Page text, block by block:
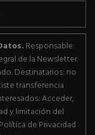
Responsable:
de la Newsletter.
Destinatarios: no
transferencia
Acceder,
y limitación del
de Privacidad